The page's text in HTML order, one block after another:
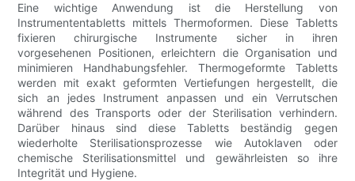
Eine wichtige Anwendung ist die Herstellung von
Instrumententabletts mittels Thermoformen. Diese Tabletts
fixieren chirurgische Instrumente sicher in ihren
vorgesehenen Positionen, erleichtern die Organisation und
minimieren Handhabungsfehler. Thermogeformte Tabletts
werden mit exakt geformten Vertiefungen hergestellt, die
sich an jedes Instrument anpassen und ein Verrutschen
während des Transports oder der Sterilisation verhindern.
Darüber hinaus sind diese Tabletts beständig gegen
wiederholte Sterilisationsprozesse wie Autoklaven oder
chemische Sterilisationsmittel und gewährleisten so ihre
Integrität und Hygiene.